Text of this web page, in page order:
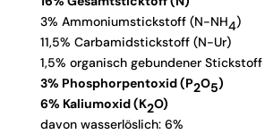
3% Ammoniumstickstoff (N-NH4)
11,5% Carbamidstickstoff (N-Ur)
1,5% organisch gebundener Stickstoff
3% Phosphorpentoxid (P2O5)
6% Kaliumoxid (K2O)
davon wasserlöslich: 6%